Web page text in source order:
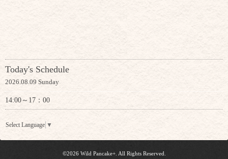
Today's Schedule
2026.08.09 Sunday
14:00～17：00
Select Language ▼
©2026 Wild Pancake+. All Rights Reserved.